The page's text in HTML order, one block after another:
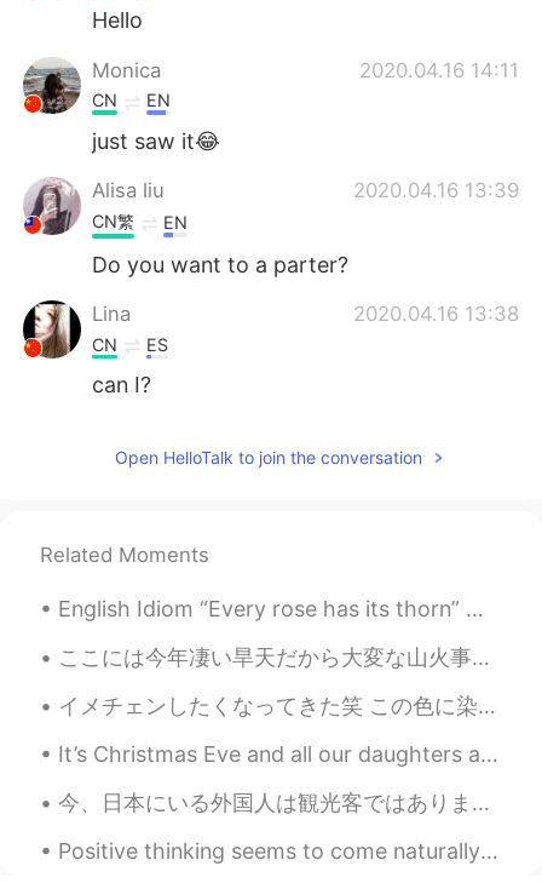
Hello
Monica 2020.04.16 14:11
CN EN
just saw it😂
Alisa liu 2020.04.16 13:39
CN繁 EN
Do you want to a parter?
Lina 2020.04.16 13:38
CN ES
can I?
Open HelloTalk to join the conversation
Related Moments
English Idiom “Every rose has its thorn” Meaning: nobody is perfect and person has flaws. Even a...
ここには今年凄い旱天だから大変な山火事も出やすい Around here there is a terrible drought, so it’s also easy for forest fi...
イメチェンしたくなってきた笑 この色に染めようかな🤔 てか、この色は何て言うの？ピンクっぽい茶髪？ミルクティー色？www 似合うかな？？初めて染めるから迷ってるの😭 ちなみに、黒髪に染めて欲し...
It’s Christmas Eve and all our daughters are home from school. We had such a great time last nigh...
今、日本にいる外国人は観光客ではありません。日本の国境は閉鎖されています。日本に住んでいる外国人は、日本人と同じようにコロナを経験しています。このことに気づいていない人が多いようです。野菜を買い...
Positive thinking seems to come naturally for some, while others have to work for it. Positive en...